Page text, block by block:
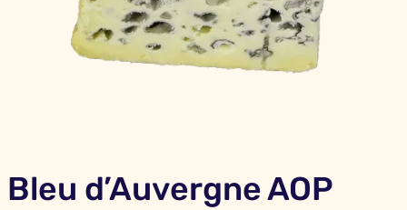
Bleu d’Auvergne AOP